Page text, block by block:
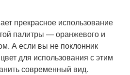
прекрасное использование
палитры — оранжевого и
А если вы не поклонник
для использования с этим
современный вид.